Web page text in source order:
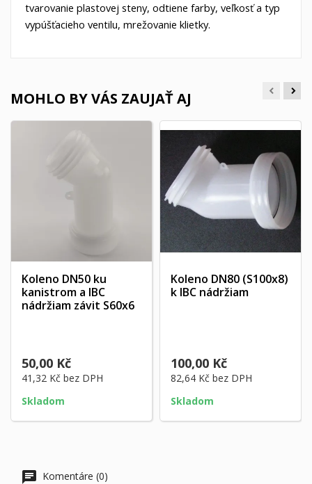
tvarovanie plastovej steny, odtiene farby, veľkosť a typ
vypúšťacieho ventilu, mrežovanie klietky.
MOHLO BY VÁS ZAUJAŤ AJ
Koleno DN50 ku
kanistrom a IBC
nádržiam závit S60x6
50,00 Kč
41,32 Kč bez DPH
Skladom
Koleno DN80 (S100x8)
k IBC nádržiam
100,00 Kč
82,64 Kč bez DPH
Skladom
Komentáre (0)